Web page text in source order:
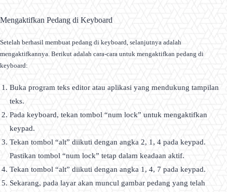
Mengaktifkan Pedang di Keyboard
Setelah berhasil membuat pedang di keyboard, selanjutnya adalah
mengaktifkannya. Berikut adalah cara-cara untuk mengaktifkan pedang di
keyboard:
Buka program teks editor atau aplikasi yang mendukung tampilan
teks.
Pada keyboard, tekan tombol “num lock” untuk mengaktifkan
keypad.
Tekan tombol “alt” diikuti dengan angka 2, 1, 4 pada keypad.
Pastikan tombol “num lock” tetap dalam keadaan aktif.
Tekan tombol “alt” diikuti dengan angka 1, 4, 7 pada keypad.
Sekarang, pada layar akan muncul gambar pedang yang telah